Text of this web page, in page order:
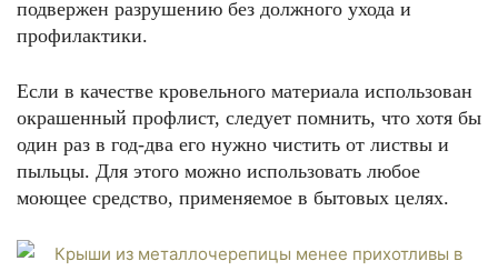
подвержен разрушению без должного ухода и
профилактики.
Если в качестве кровельного материала использован
окрашенный профлист, следует помнить, что хотя бы
один раз в год-два его нужно чистить от листвы и
пыльцы. Для этого можно использовать любое
моющее средство, применяемое в бытовых целях.